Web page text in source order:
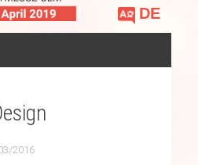
Sprache
auswählen
2016